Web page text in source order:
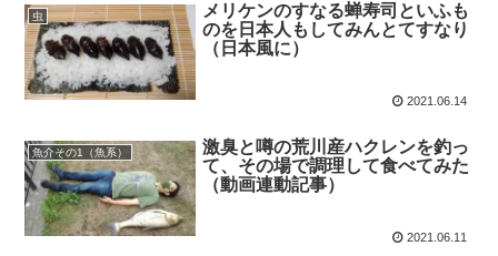
虫
メリケンのすなる蝉寿司といふも
のを日本人もしてみんとてすなり
（日本風に）
2021.06.14
魚介その1（魚系）
激臭と噂の荒川産ハクレンを釣っ
て、その場で調理して食べてみた
（動画連動記事）
2021.06.11